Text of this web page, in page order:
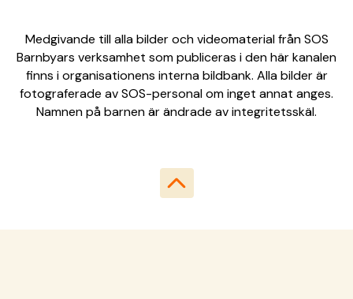
Medgivande till alla bilder och videomaterial från SOS
Barnbyars verksamhet som publiceras i den här kanalen
finns i organisationens interna bildbank. Alla bilder är
fotograferade av SOS-personal om inget annat anges.
Namnen på barnen är ändrade av integritetsskäl.